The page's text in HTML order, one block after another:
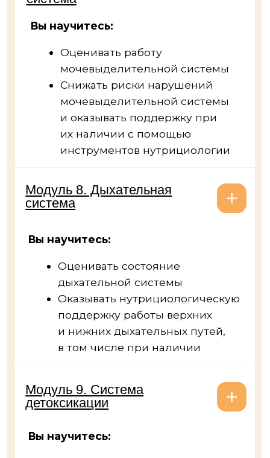
Органические кислоты
«Иммунохелс» — методология
в области иммунодиетологии,
тест Immunohealth
(иммунологический тест)
ЭЛИ-тесты
Анализ на содержание
химических элементов
микробиоты по Осипову
на метаболиты эстрогенов
Генетика. Эпигенетика.
Основы
двигательная система»
Анатомия и физиология
опорно-двигательного
аппарата
и патологии локомоторной
системы
Остеопороз
Зубочелюстная система